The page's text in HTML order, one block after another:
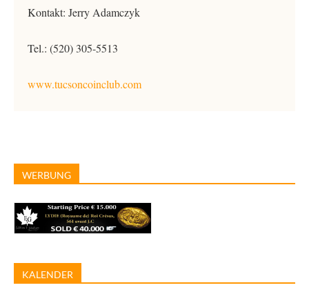
Kontakt: Jerry Adamczyk
Tel.: (520) 305-5513
www.tucsoncoinclub.com
WERBUNG
KALENDER